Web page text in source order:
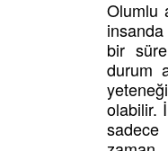
Olumlu
insanda
bir
durum
olabilir.